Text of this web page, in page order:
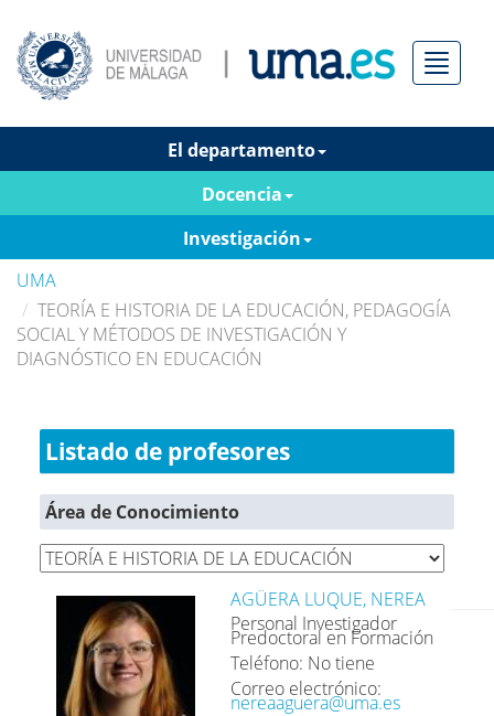
Menú
El departamento
Docencia
Investigación
UMA
TEORÍA E HISTORIA DE LA EDUCACIÓN, PEDAGOGÍA
SOCIAL Y MÉTODOS DE INVESTIGACIÓN Y
DIAGNÓSTICO EN EDUCACIÓN
Listado de profesores
Área de Conocimiento
AGÜERA LUQUE, NEREA
Personal Investigador
Predoctoral en Formación
Teléfono: No tiene
Correo electrónico:
nereaaguera@uma.es